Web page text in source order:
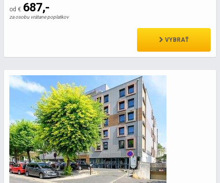
od € 687,-
za osobu vrátane poplatkov
VYBRAŤ